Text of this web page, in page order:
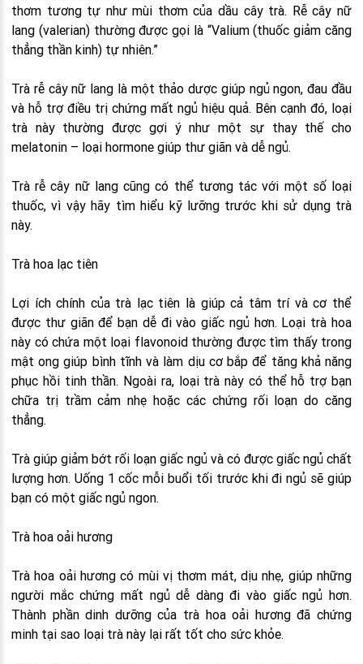
thơm tương tự như mùi thơm của dầu cây trà. Rễ cây nữ
lang (valerian) thường được gọi là “Valium (thuốc giảm căng
thẳng thần kinh) tự nhiên.”
Trà rễ cây nữ lang là một thảo dược giúp ngủ ngon, đau đầu
và hỗ trợ điều trị chứng mất ngủ hiệu quả. Bên cạnh đó, loại
trà này thường được gợi ý như một sự thay thế cho
melatonin – loại hormone giúp thư giãn và dễ ngủ.
Trà rễ cây nữ lang cũng có thể tương tác với một số loại
thuốc, vì vậy hãy tìm hiểu kỹ lưỡng trước khi sử dụng trà
này.
Trà hoa lạc tiên
Lợi ích chính của trà lạc tiên là giúp cả tâm trí và cơ thể
được thư giãn để bạn dễ đi vào giấc ngủ hơn. Loại trà hoa
này có chứa một loại flavonoid thường được tìm thấy trong
mật ong giúp bình tĩnh và làm dịu cơ bắp để tăng khả năng
phục hồi tinh thần. Ngoài ra, loại trà này có thể hỗ trợ bạn
chữa trị trầm cảm nhẹ hoặc các chứng rối loạn do căng
thẳng.
Trà giúp giảm bớt rối loạn giấc ngủ và có được giấc ngủ chất
lượng hơn. Uống 1 cốc mỗi buổi tối trước khi đi ngủ sẽ giúp
bạn có một giấc ngủ ngon.
Trà hoa oải hương
Trà hoa oải hương có mùi vị thơm mát, dịu nhẹ, giúp những
người mắc chứng mất ngủ dễ dàng đi vào giấc ngủ hơn.
Thành phần dinh dưỡng của trà hoa oải hương đã chứng
minh tại sao loại trà này lại rất tốt cho sức khỏe.